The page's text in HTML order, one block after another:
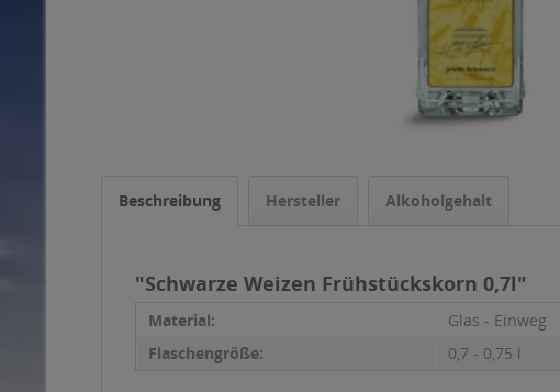
Beschreibung Hersteller Alkoholgehalt
"Schwarze Weizen Frühstückskorn 0,7l"
Material:
Glas - Einweg
Flaschengröße:
0,7 - 0,75 l